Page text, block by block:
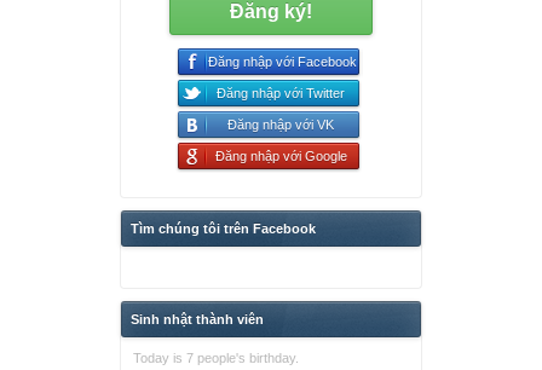
Đăng ký!
Đăng nhập với Facebook
Đăng nhập với Twitter
Đăng nhập với VK
Đăng nhập với Google
Tìm chúng tôi trên Facebook
Sinh nhật thành viên
Today is 7 people's birthday.